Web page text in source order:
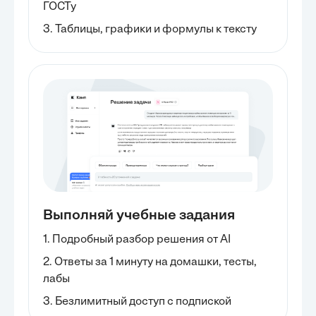
ГОСТу
3. Таблицы, графики и формулы к тексту
Выполняй учебные задания
1. Подробный разбор решения от AI
2. Ответы за 1 минуту на домашки, тесты,
лабы
3. Безлимитный доступ с подпиской